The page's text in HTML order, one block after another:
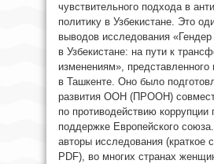
чувствительного подхода в
политику в Узбекистане. Это
выводов исследования «Гендер
в Узбекистане: на пути к
изменениям», представленного
в Ташкенте. Оно было
развития ООН (ПРООН)
по противодействию
поддержке Европейского
авторы исследования (краткое
PDF), во многих странах